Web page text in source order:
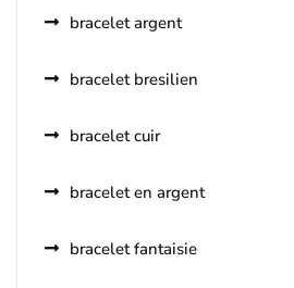
bracelet argent
bracelet bresilien
bracelet cuir
bracelet en argent
bracelet fantaisie